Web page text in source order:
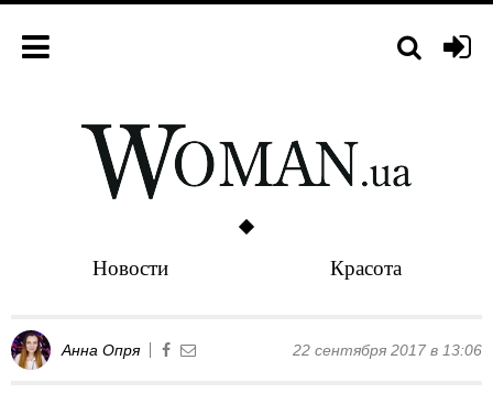
Новости Красота
Анна Опря 22 сентября 2017 в 13:06